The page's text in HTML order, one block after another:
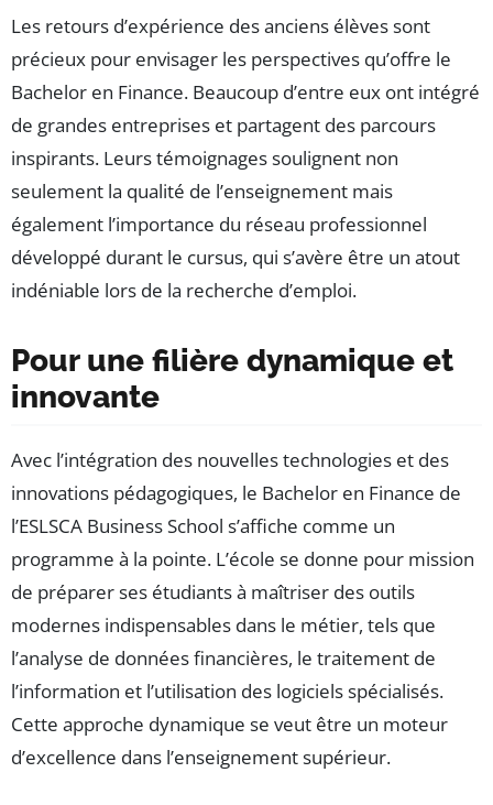
Les retours d’expérience des anciens élèves sont
précieux pour envisager les perspectives qu’offre le
Bachelor en Finance. Beaucoup d’entre eux ont intégré
de grandes entreprises et partagent des parcours
inspirants. Leurs témoignages soulignent non
seulement la qualité de l’enseignement mais
également l’importance du réseau professionnel
développé durant le cursus, qui s’avère être un atout
indéniable lors de la recherche d’emploi.
Pour une filière dynamique et
innovante
Avec l’intégration des nouvelles technologies et des
innovations pédagogiques, le Bachelor en Finance de
l’ESLSCA Business School s’affiche comme un
programme à la pointe. L’école se donne pour mission
de préparer ses étudiants à maîtriser des outils
modernes indispensables dans le métier, tels que
l’analyse de données financières, le traitement de
l’information et l’utilisation des logiciels spécialisés.
Cette approche dynamique se veut être un moteur
d’excellence dans l’enseignement supérieur.